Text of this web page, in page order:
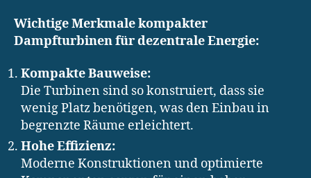
Wichtige Merkmale kompakter
Dampfturbinen für dezentrale Energie:
Kompakte Bauweise:
Die Turbinen sind so konstruiert, dass sie
wenig Platz benötigen, was den Einbau in
begrenzte Räume erleichtert.
Hohe Effizienz:
Moderne Konstruktionen und optimierte